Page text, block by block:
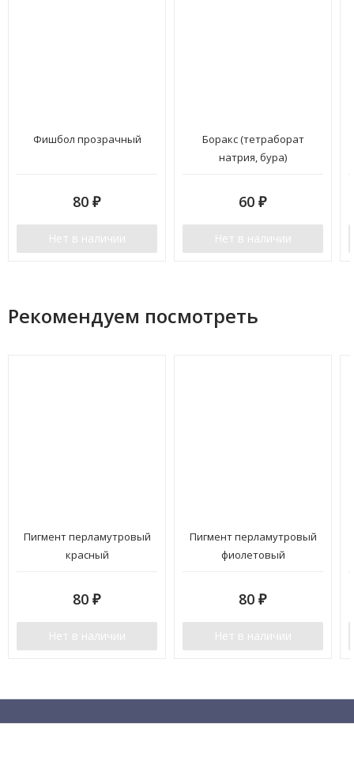
Фишбол прозрачный
80 ₽
Нет в наличии
Боракс (тетраборат
натрия, бура)
60 ₽
Нет в наличии
Рекомендуем посмотреть
Пигмент перламутровый
красный
80 ₽
Нет в наличии
Пигмент перламутровый
фиолетовый
80 ₽
Нет в наличии